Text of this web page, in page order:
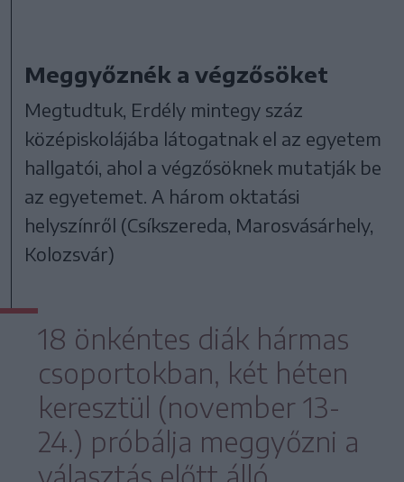
Meggyőznék a végzősöket
Megtudtuk, Erdély mintegy száz
középiskolájába látogatnak el az egyetem
hallgatói, ahol a végzősöknek mutatják be
az egyetemet. A három oktatási
helyszínről (Csíkszereda, Marosvásárhely,
Kolozsvár)
18 önkéntes diák hármas
csoportokban, két héten
keresztül (november 13-
24.) próbálja meggyőzni a